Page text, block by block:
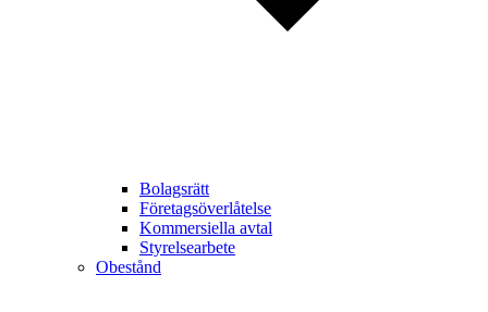
Bolagsrätt
Företagsöverlåtelse
Kommersiella avtal
Styrelsearbete
Obestånd